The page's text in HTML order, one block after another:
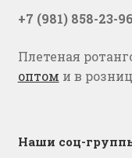
+7 (981) 858-23-96
Плетеная
оптом и в
Наши соц-